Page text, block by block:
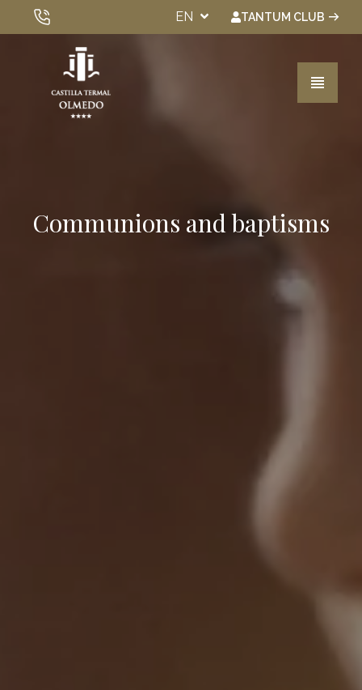
EN TANTUM CLUB
Rooms
Spa & Wellness
Communions and baptisms